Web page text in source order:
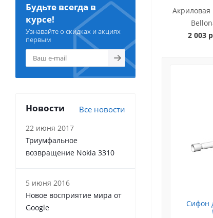
2 003
Сифон
Будьте всегда в
курсе!
Узнавайте о скидках и акциях
первым
Новости Все новости
22 июня 2017
Триумфальное
возвращение Nokia 3310
5 июня 2016
Новое восприятие мира от
Google